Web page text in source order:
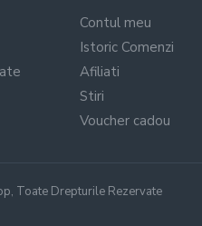
Contul meu
Istoric Comenzi
Afiliati
Stiri
Voucher cadou
Toate Drepturile Rezervate